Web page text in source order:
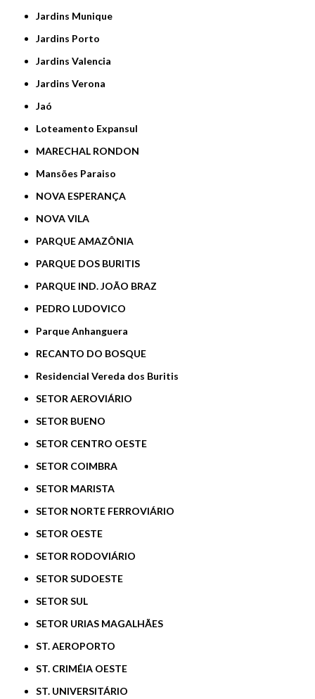
Jardins Munique
Jardins Porto
Jardins Valencia
Jardins Verona
Jaó
Loteamento Expansul
MARECHAL RONDON
Mansões Paraiso
NOVA ESPERANÇA
NOVA VILA
PARQUE AMAZÔNIA
PARQUE DOS BURITIS
PARQUE IND. JOÃO BRAZ
PEDRO LUDOVICO
Parque Anhanguera
RECANTO DO BOSQUE
Residencial Vereda dos Buritis
SETOR AEROVIÁRIO
SETOR BUENO
SETOR CENTRO OESTE
SETOR COIMBRA
SETOR MARISTA
SETOR NORTE FERROVIÁRIO
SETOR OESTE
SETOR RODOVIÁRIO
SETOR SUDOESTE
SETOR SUL
SETOR URIAS MAGALHÃES
ST. AEROPORTO
ST. CRIMÉIA OESTE
ST. UNIVERSITÁRIO